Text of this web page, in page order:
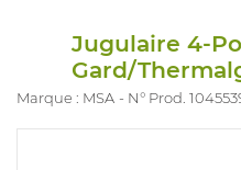
Jugulaire 4-
Gard/
Marque : MSA N° Prod.